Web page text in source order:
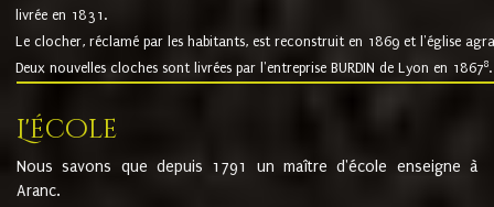
livrée en 1831.
Le clocher, réclamé par les habitants, est reconstruit en 1869 et l'église
Deux nouvelles cloches sont livrées par l'entreprise BURDIN de Lyon en 18678.
L'école
Nous savons que depuis 1791 un maître d'école enseigne à
Aranc.